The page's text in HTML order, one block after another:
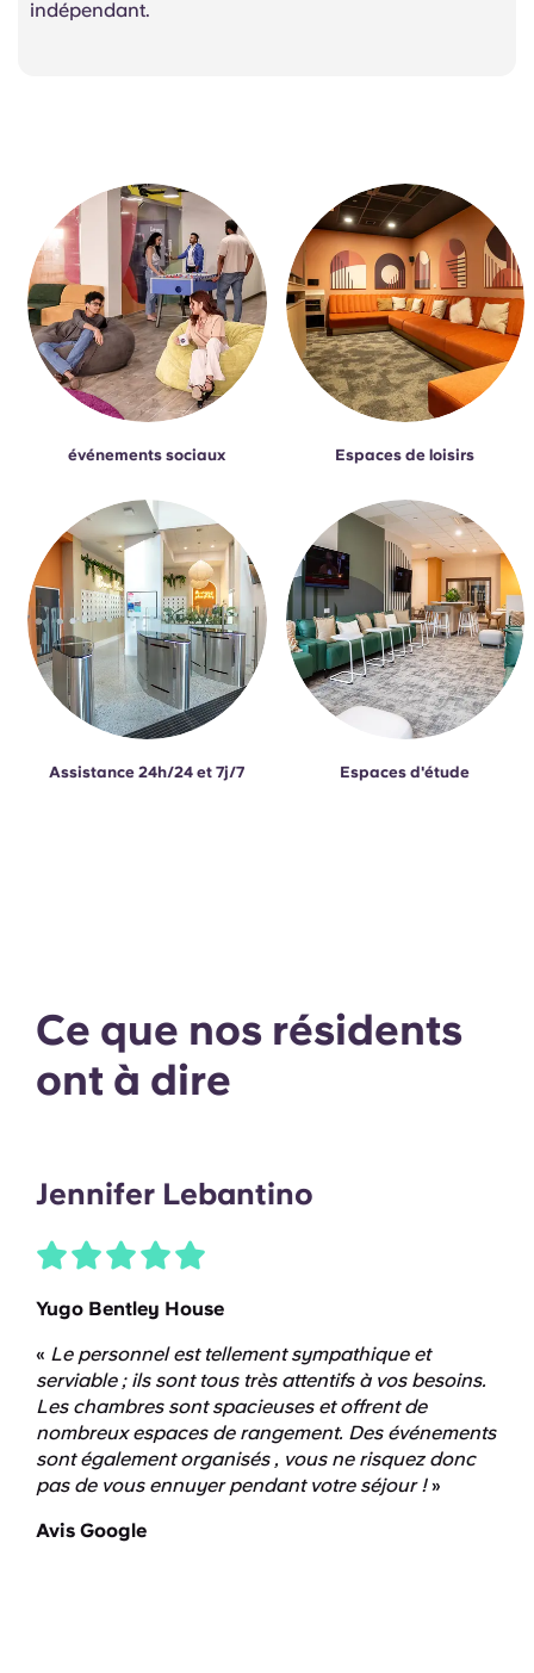
indépendant.
événements sociaux Espaces de loisirs
Assistance 24h/24 et 7j/7 Espaces d'étude
Ce que nos résidents
ont à dire
Jennifer Lebantino
Yugo Bentley House
« Le personnel est tellement sympathique et
serviable ; ils sont tous très attentifs à vos besoins.
Les chambres sont spacieuses et offrent de
nombreux espaces de rangement. Des événements
sont également organisés , vous ne risquez donc
pas de vous ennuyer pendant votre séjour ! »
Avis Google